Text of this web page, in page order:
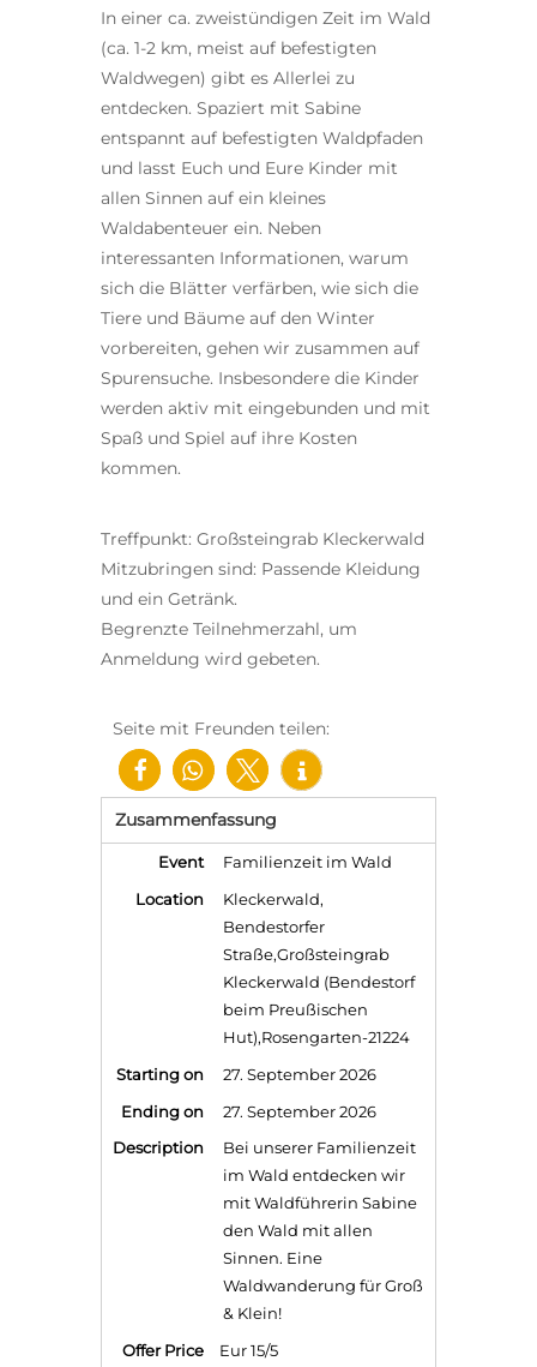
In einer ca. zweistündigen Zeit im Wald
(ca. 1-2 km, meist auf befestigten
Waldwegen) gibt es Allerlei zu
entdecken. Spaziert mit Sabine
entspannt auf befestigten Waldpfaden
und lasst Euch und Eure Kinder mit
allen Sinnen auf ein kleines
Waldabenteuer ein. Neben
interessanten Informationen, warum
sich die Blätter verfärben, wie sich die
Tiere und Bäume auf den Winter
vorbereiten, gehen wir zusammen auf
Spurensuche. Insbesondere die Kinder
werden aktiv mit eingebunden und mit
Spaß und Spiel auf ihre Kosten
kommen.
Treffpunkt: Großsteingrab Kleckerwald
Mitzubringen sind: Passende Kleidung
und ein Getränk.
Begrenzte Teilnehmerzahl, um
Anmeldung wird gebeten.
Seite mit Freunden teilen:
Zusammenfassung
Event
Familienzeit im Wald
Location
Kleckerwald,
Bendestorfer
Straße,Großsteingrab
Kleckerwald (Bendestorf
beim Preußischen
Hut),Rosengarten-21224
Starting on
27. September 2026
Ending on
27. September 2026
Description
Bei unserer Familienzeit
im Wald entdecken wir
mit Waldführerin Sabine
den Wald mit allen
Sinnen. Eine
Waldwanderung für Groß
& Klein!
Offer Price
Eur15/5